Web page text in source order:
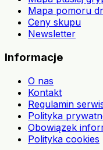
Mapa pomoru
Ceny skupu
Newsletter
Informacje
O nas
Kontakt
Regulamin
Polityka
Obowiązek
Polityka cookies